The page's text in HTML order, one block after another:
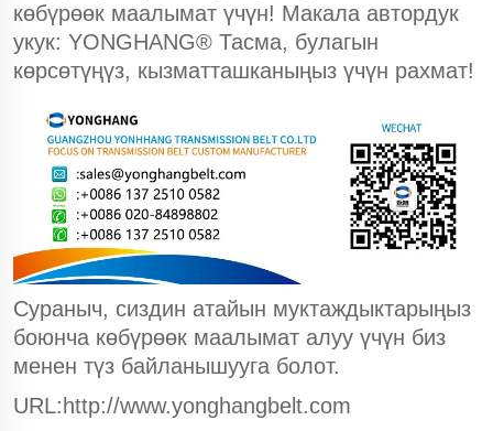
көбүрөөк маалымат үчүн! Макала автордук
укук: YONGHANG® Тасма, булагын
көрсөтүңүз, кызматташканыңыз үчүн рахмат!
Сураныч, сиздин атайын муктаждыктарыңыз
боюнча көбүрөөк маалымат алуу үчүн биз
менен түз байланышууга болот.
URL:http://www.yonghangbelt.com